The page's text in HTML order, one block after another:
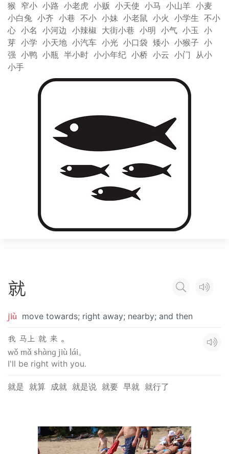
猴 窄小 小路 小老虎 小贩 小天使 小马 小山羊 小麦
小白兔 小齐 小巷 不小 小妹 小老鼠 小火 小学生 不小
心 小名 小河边 小辣椒 大街小巷 小明 小气 小玉 小
芽 小学 小天地 小汽车 小光 小口袋 矮小 小猴子 小
强 小鸭 小瓶 半小时 小小年纪 小桥 小云 小门
从小
小手
就
jiù move towards; right away; nearby; and then
我 马上 就 来 。
wǒ mǎ shàng jiù lái。
I'll be right with you.
就是 就算 成就 就是说 就要 早就 就行了